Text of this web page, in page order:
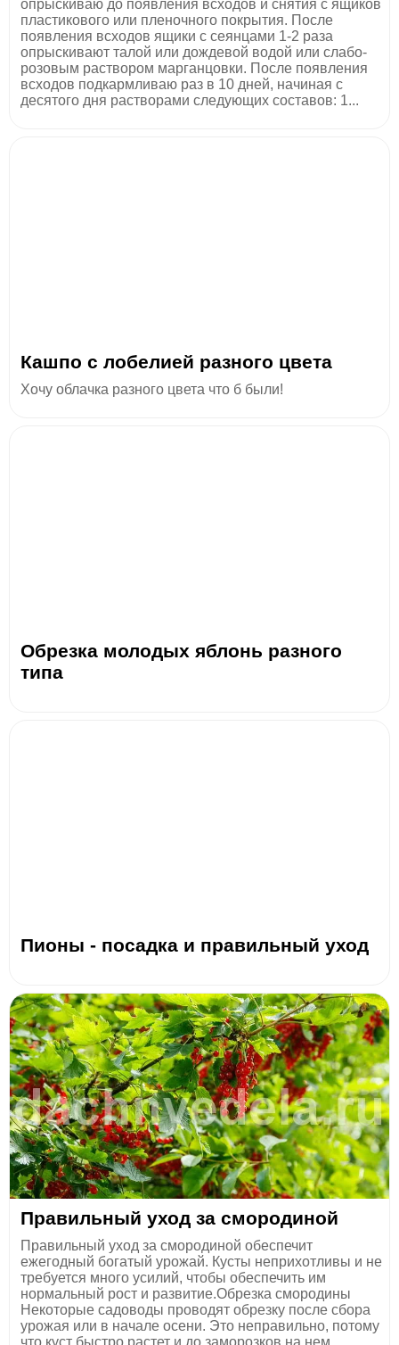
опрыскиваю до появления всходов и снятия с ящиков
пластикового или пленочного покрытия. После
появления всходов ящики с сеянцами 1-2 раза
опрыскивают талой или дождевой водой или слабо-
розовым раствором марганцовки. После появления
всходов подкармливаю раз в 10 дней, начиная с
десятого дня растворами следующих составов: 1...
Кашпо с лобелией разного цвета
Хочу облачка разного цвета что б были!
Обрезка молодых яблонь разного
типа
Пионы - посадка и правильный уход
Правильный уход за смородиной
Правильный уход за смородиной обеспечит
ежегодный богатый урожай. Кусты неприхотливы и не
требуется много усилий, чтобы обеспечить им
нормальный рост и развитие.Обрезка смородины
Некоторые садоводы проводят обрезку после сбора
урожая или в начале осени. Это неправильно, потому
что куст быстро растет и до заморозков на нем